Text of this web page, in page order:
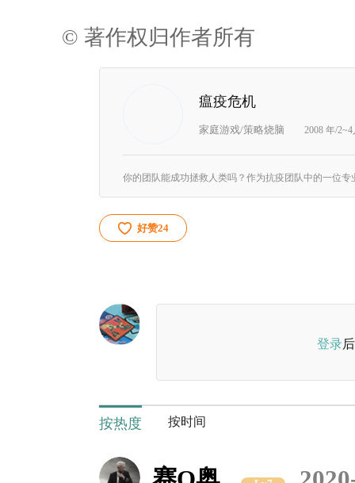
© 著作权归作者所有
瘟疫危机
家庭游戏/策略烧脑 2008 年/
好赞24
登录
按热度 按时间